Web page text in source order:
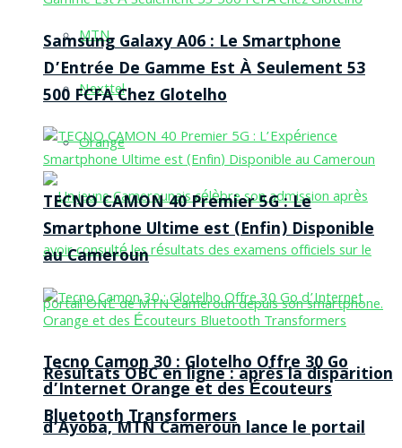
MTN
Nexttel
Orange
Résultats OBC en ligne : après la disparition
d’Ayoba, MTN Cameroun lance le portail
Samsung Galaxy A06 : Le Smartphone
D’Entrée De Gamme Est À Seulement 53
500 FCFA Chez Glotelho
TECNO CAMON 40 Premier 5G : Le
Smartphone Ultime est (Enfin) Disponible
au Cameroun
Tecno Camon 30 : Glotelho Offre 30 Go
d’Internet Orange et des Écouteurs
Bluetooth Transformers